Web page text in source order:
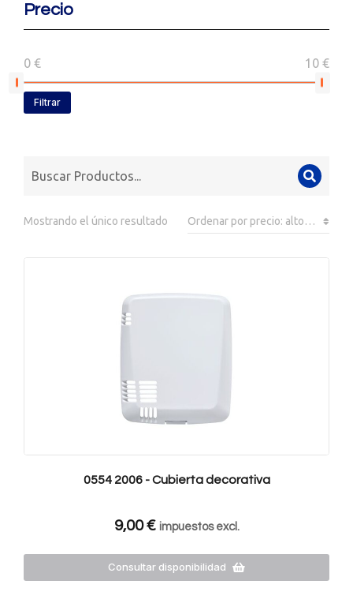
Precio
0 € 10 €
Filtrar
Mostrando el único resultado
0554 2006 - Cubierta decorativa
9,00€ impuestos excl.
Consultar disponibilidad